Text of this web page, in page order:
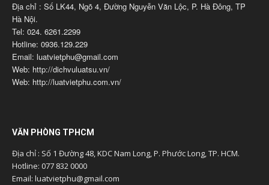
Địa chỉ : Số LK44, Ngõ 4, Đường Nguyễn Văn Lộc, P. Hà Đông, TP
Hà Nội.
Tel: 024. 6261.2299
Hotline: 0936.129.229
Email: luatvietphu@gmail.com
Web: http://dichvuluatsu.vn/
Web: http://luatvietphu.com.vn/
VĂN PHÒNG TPHCM
Địa chỉ : Số 1 Đường 48, KDC Nam Long, P. Phước Long, TP. HCM.
Hotline: 077 832 0000
Email: luatvietphu@gmail.com